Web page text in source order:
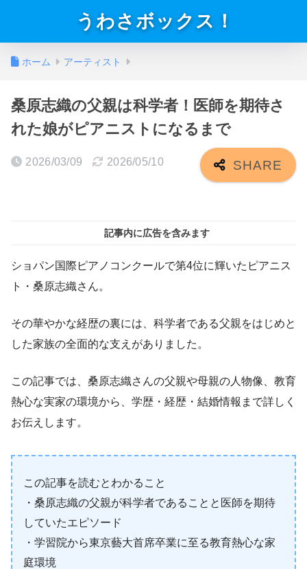
うわさボックス！
ホーム アーティスト
桑原志織の父親は科学者！医師を期待さ
れた娘がピアニストになるまで
2026/03/09 2026/05/10
記事内に広告を含みます
ショパン国際ピアノコンクールで第4位に輝いたピアニス
ト・桑原志織さん。
その華やかな経歴の裏には、科学者である父親をはじめと
した家族の全面的な支えがありました。
この記事では、桑原志織さんの父親や母親の人物像、教育
熱心な実家の環境から、学歴・経歴・結婚情報まで詳しく
お伝えします。
この記事を読むとわかること
・桑原志織の父親が科学者であることと医師を期待
していたエピソード
・学習院から東京藝大首席卒業に至る教育熱心な家
庭環境